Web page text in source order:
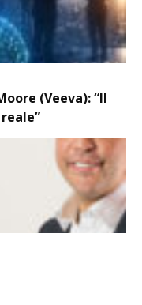
(Veeva): “Il